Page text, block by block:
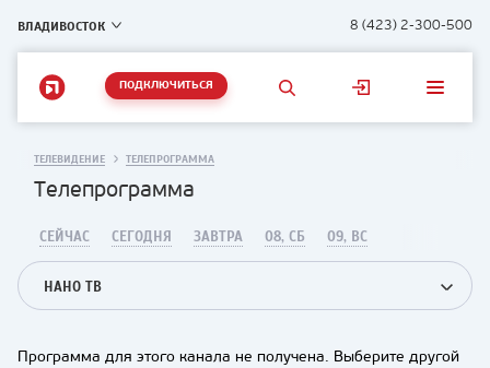
ВЛАДИВОСТОК 8 (423) 2-300-500
ПОДКЛЮЧИТЬСЯ
ТЕЛЕВИДЕНИЕ ТЕЛЕПРОГРАММА
Телепрограмма
СЕЙЧАС СЕГОДНЯ ЗАВТРА 08, СБ 09, ВС
НАНО ТВ
Программа для этого канала не получена. Выберите другой